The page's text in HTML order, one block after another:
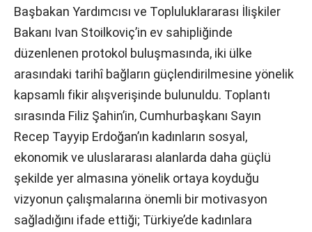
Başbakan Yardımcısı ve Topluluklararası İlişkiler
Bakanı Ivan Stoilkoviç’in ev sahipliğinde
düzenlenen protokol buluşmasında, iki ülke
arasındaki tarihî bağların güçlendirilmesine yönelik
kapsamlı fikir alışverişinde bulunuldu. Toplantı
sırasında Filiz Şahin’in, Cumhurbaşkanı Sayın
Recep Tayyip Erdoğan’ın kadınların sosyal,
ekonomik ve uluslararası alanlarda daha güçlü
şekilde yer almasına yönelik ortaya koyduğu
vizyonun çalışmalarına önemli bir motivasyon
sağladığını ifade ettiği; Türkiye’de kadınlara